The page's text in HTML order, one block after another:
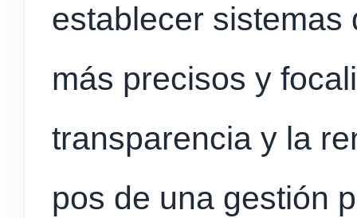
establecer sistemas
más precisos y
transparencia y la
pos de una gestión